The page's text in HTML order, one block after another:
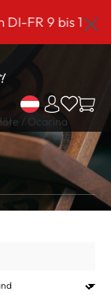
bis 18 Uhr!***
/ Ocarina